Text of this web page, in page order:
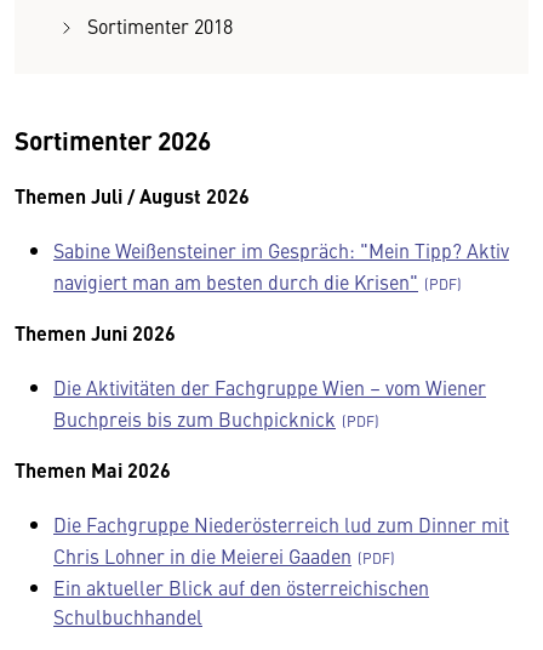
Sortimenter 2018
Sortimenter 2026
Themen Juli / August 2026
Sabine Weißensteiner im Gespräch: "Mein Tipp? Aktiv
navigiert man am besten durch die Krisen"
Themen Juni 2026
Die Aktivitäten der Fachgruppe Wien – vom Wiener
Buchpreis bis zum Buchpicknick
Themen Mai 2026
Die Fachgruppe Niederösterreich lud zum Dinner mit
Chris Lohner in die Meierei Gaaden
Ein aktueller Blick auf den österreichischen
Schulbuchhandel